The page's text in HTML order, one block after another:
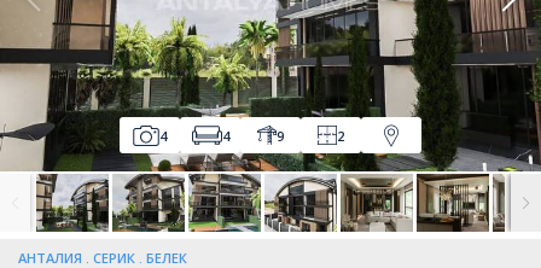
4 4 9 2
АНТАЛИЯ СЕРИК БЕЛЕК